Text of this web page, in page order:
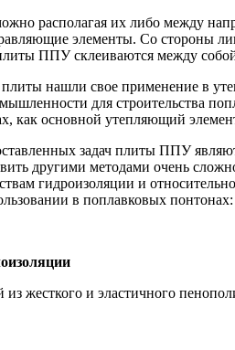
располагая их либо между
элементы. Со стороны
ППУ склеиваются между
нашли свое применение в
для строительства
как основной утепляющий
задач плиты ППУ
другими методами очень
гидроизоляции и
в поплавковых
жесткого и эластичного